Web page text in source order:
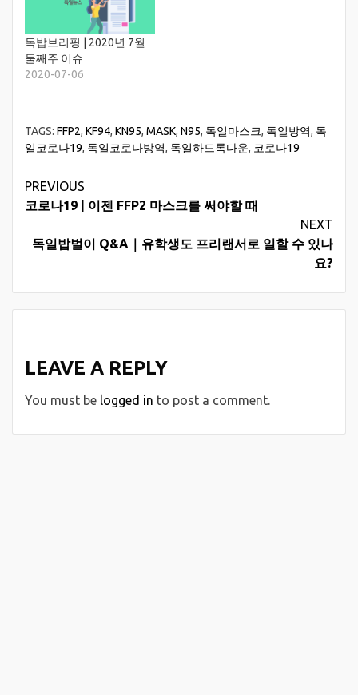
독밥브리핑 | 2020년 7월
둘째주 이슈
2020-07-06
TAGS: FFP2, KF94, KN95, MASK, N95, 독일마스크, 독일방역, 독
일코로나19, 독일코로나방역, 독일하드록다운, 코로나19
Continue
Reading
PREVIOUS
코로나19 | 이젠 FFP2 마스크를 써야할 때
NEXT
독일밥벌이 Q&A｜유학생도 프리랜서로 일할 수 있나
요?
LEAVE A REPLY
You must be logged in to post a comment.